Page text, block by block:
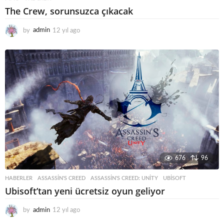
The Crew, sorunsuzca çıkacak
by admin 12 yıl ago
y
ı
a
o
676 96
HABERLER ASSASSIN'S CREED ,ASSASSIN'S CREED: UNITY ,UBISOFT
Ubisoft’tan yeni ücretsiz oyun geliyor
by admin 12 yıl ago